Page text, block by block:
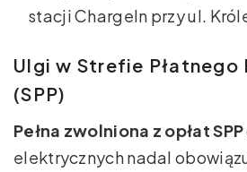
stacji ChargeIn przy ul.
Ulgi w Strefie Płatnego
(SPP)
Pełna zwolniona z opłat SPP
elektrycznych nadal